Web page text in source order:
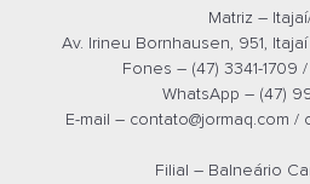
Matriz –
Av. Irineu Bornhausen, 951,
Fones – (47) 3341-1709
WhatsApp – (47)
E-mail – contato@jormaq.com /
Filial – Balneário